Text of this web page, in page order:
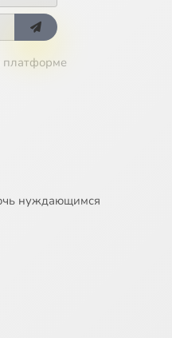
платформе
нуждающимся